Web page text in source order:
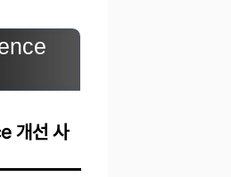
개선 사